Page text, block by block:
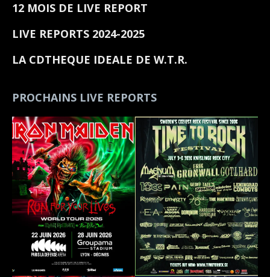
12 MOIS DE LIVE REPORT
LIVE REPORTS 2024-2025
LA CDTHEQUE IDEALE DE W.T.R.
PROCHAINS LIVE REPORTS